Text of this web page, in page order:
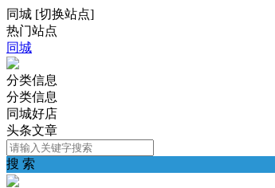
同城 [切换站点]
热门站点
同城
分类信息
分类信息
同城好店
头条文章
搜 索